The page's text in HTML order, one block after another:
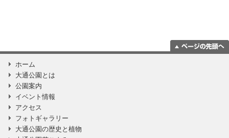
ホーム
大通公園とは
公園案内
イベント情報
アクセス
フォトギャラリー
大通公園の歴史と植物